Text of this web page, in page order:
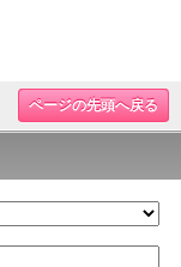
ページの先頭へ戻る